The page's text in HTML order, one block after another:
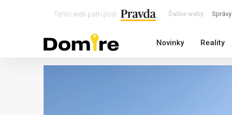
Tento web patrí pod Ďalšie weby: Správy
Novinky Reality